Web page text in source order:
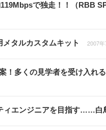
で独走！！（RBB
タルカスタムキット 2007
！多くの見学者を受け入れ
ィエンジニアを目指す……白